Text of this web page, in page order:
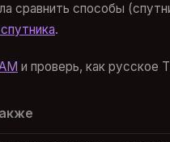
сравнить способы
.
и проверь, как русское